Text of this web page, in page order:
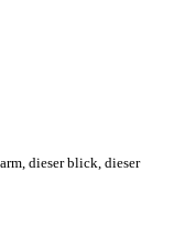
dieser blick, dieser